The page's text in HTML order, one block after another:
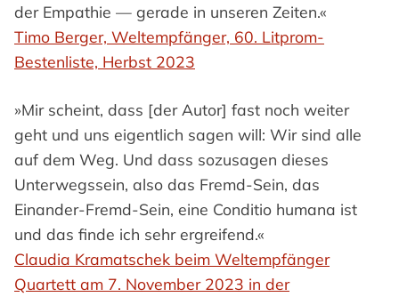
der Empathie — gerade in unseren Zeiten.«
Timo Berger, Weltempfänger, 60. Litprom-
Bestenliste, Herbst 2023
»Mir scheint, dass [der Autor] fast noch weiter
geht und uns eigentlich sagen will: Wir sind alle
auf dem Weg. Und dass sozusagen dieses
Unterwegssein, also das Fremd-Sein, das
Einander-Fremd-Sein, eine Conditio humana ist
und das finde ich sehr ergreifend.«
Claudia Kramatschek beim Weltempfänger
Quartett am 7. November 2023 in der